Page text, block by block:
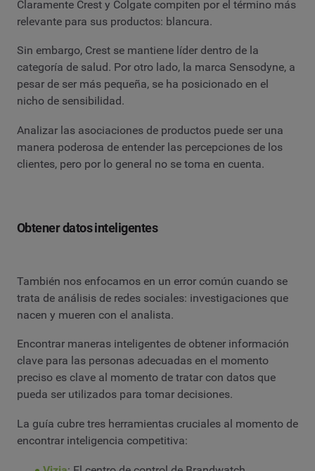
Claramente Crest y Colgate compiten por el término más
relevante para sus productos: blancura.
Sin embargo, Crest se mantiene líder dentro de la
categoría de salud. Por otro lado, la marca Sensodyne, a
pesar de ser más pequeña, se ha posicionado en el
nicho de sensibilidad.
Analizar las asociaciones de productos puede ser una
manera poderosa de entender las percepciones de los
clientes, pero por lo general no se toma en cuenta.
Obtener datos inteligentes
También nos enfocamos en un error común cuando se
trata de análisis de redes sociales: investigaciones que
nacen y mueren con el analista.
Encontrar maneras inteligentes de obtener información
clave para las personas adecuadas en el momento
preciso es clave al momento de tratar con datos que
pueda ser utilizados para tomar decisiones.
La guía cubre tres herramientas cruciales al momento de
encontrar inteligencia competitiva: